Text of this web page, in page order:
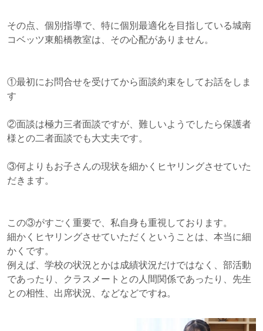
その点、個別指導で、特に個別最適化を目指している城南
コベッツ東船橋教室は、その心配がありません。
①最初にお問合せを受けてから面談約束をしてお話をしま
す
②面談は極力三者面談ですが、難しいようでしたら保護者
様との二者面談でも大丈夫です。
③何よりもお子さんの現状を細かくヒヤリングさせていた
だきます。
この③がすごく重要で、私自身も重視しております。
細かくヒヤリングさせていただくということは、本当に細
かくです。
例えば、学校の状況とかは成績状況だけではなく、部活動
であったり、クラスメートとの人間関係であったり、先生
との相性、出席状況、などなどですね。